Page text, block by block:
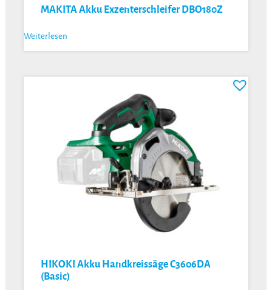
MAKITA Akku Exzenterschleifer DBO180Z
Weiterlesen
HIKOKI Akku Handkreissäge C3606DA
(Basic)